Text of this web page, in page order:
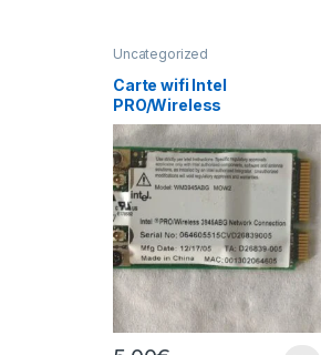
Uncategorized
Carte wifi Intel
PRO/Wireless
WM3945ABG MOW2